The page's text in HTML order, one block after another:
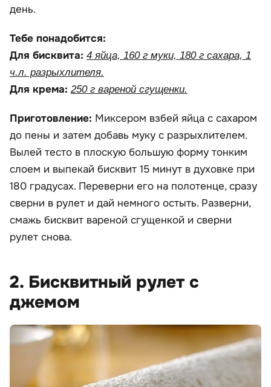
день.
Тебе понадобится:
Для бисквита: 4 яйца, 160 г муки, 180 г сахара, 1
ч.л. разрыхлителя.
Для крема: 250 г вареной сгущенки.
Приготовление: Миксером взбей яйца с сахаром
до пены и затем добавь муку с разрыхлителем.
Вылей тесто в плоскую большую форму тонким
слоем и выпекай бисквит 15 минут в духовке при
180 градусах. Переверни его на полотенце, сразу
сверни в рулет и дай немного остыть. Разверни,
смажь бисквит вареной сгущенкой и сверни
рулет снова.
2. Бисквитный рулет с
джемом